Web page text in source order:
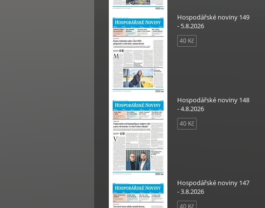
Hospodářské noviny 149
- 5.8.2026
40 Kč
Hospodářské noviny 148
- 4.8.2026
40 Kč
Hospodářské noviny 147
- 3.8.2026
40 Kč